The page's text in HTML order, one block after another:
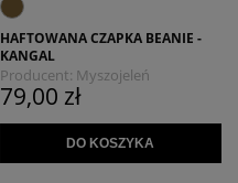
HAFTOWANA CZAPKA BEANIE -
KANGAL
Producent: Myszojeleń
79,00 zł
DO KOSZYKA